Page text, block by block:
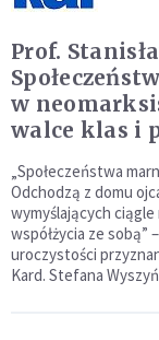
Prof.
w
walce klas i
„Społeczeństwa
Odchodzą z domu
wymyślających
współżycia ze sobą”
uroczystości
Kard. Stefana